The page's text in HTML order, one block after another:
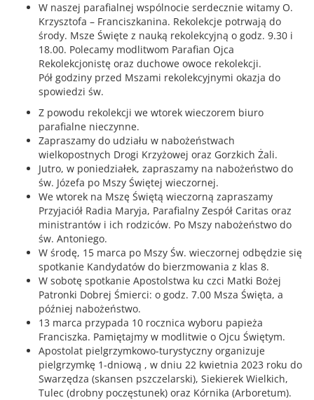
W naszej parafialnej wspólnocie serdecznie witamy O.
Krzysztofa – Franciszkanina. Rekolekcje potrwają do
środy. Msze Święte z nauką rekolekcyjną o godz. 9.30 i
18.00. Polecamy modlitwom Parafian Ojca
Rekolekcjonistę oraz duchowe owoce rekolekcji.
Pół godziny przed Mszami rekolekcyjnymi okazja do
spowiedzi św.
Z powodu rekolekcji we wtorek wieczorem biuro
parafialne nieczynne.
Zapraszamy do udziału w nabożeństwach
wielkopostnych Drogi Krzyżowej oraz Gorzkich Żali.
Jutro, w poniedziałek, zapraszamy na nabożeństwo do
św. Józefa po Mszy Świętej wieczornej.
We wtorek na Mszę Świętą wieczorną zapraszamy
Przyjaciół Radia Maryja, Parafialny Zespół Caritas oraz
ministrantów i ich rodziców. Po Mszy nabożeństwo do
św. Antoniego.
W środę, 15 marca po Mszy Św. wieczornej odbędzie się
spotkanie Kandydatów do bierzmowania z klas 8.
W sobotę spotkanie Apostolstwa ku czci Matki Bożej
Patronki Dobrej Śmierci: o godz. 7.00 Msza Święta, a
później nabożeństwo.
13 marca przypada 10 rocznica wyboru papieża
Franciszka. Pamiętajmy w modlitwie o Ojcu Świętym.
Apostolat pielgrzymkowo-turystyczny organizuje
pielgrzymkę 1-dniową , w dniu 22 kwietnia 2023 roku do
Swarzędza (skansen pszczelarski), Siekierek Wielkich,
Tulec (drobny poczęstunek) oraz Kórnika (Arboretum).